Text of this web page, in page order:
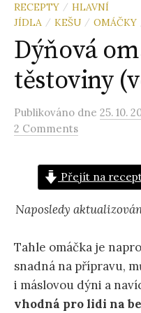
RECEPTY / HLAVNÍ
JÍDLA / KEŠU / OMÁČKY
Dýňová
těstoviny
Publikováno dne 25. 10.
2 Comments
Přejít na
Naposledy
Tahle omáčka je
snadná na přípravu,
i máslovou dýni a
vhodná pro lidi na